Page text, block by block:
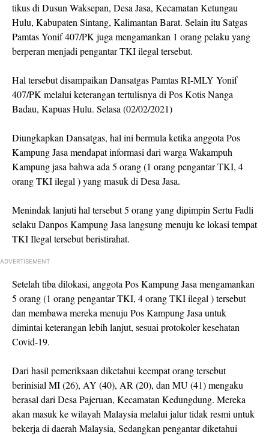
tikus di Dusun Waksepan, Desa Jasa, Kecamatan Ketungau
Hulu, Kabupaten Sintang, Kalimantan Barat. Selain itu Satgas
Pamtas Yonif 407/PK juga mengamankan 1 orang pelaku yang
berperan menjadi pengantar TKI ilegal tersebut.
Hal tersebut disampaikan Dansatgas Pamtas RI-MLY Yonif
407/PK melalui keterangan tertulisnya di Pos Kotis Nanga
Badau, Kapuas Hulu. Selasa (02/02/2021)
Diungkapkan Dansatgas, hal ini bermula ketika anggota Pos
Kampung Jasa mendapat informasi dari warga Wakampuh
Kampung jasa bahwa ada 5 orang (1 orang pengantar TKI, 4
orang TKI ilegal ) yang masuk di Desa Jasa.
Menindak lanjuti hal tersebut 5 orang yang dipimpin Sertu Fadli
selaku Danpos Kampung Jasa langsung menuju ke lokasi tempat
TKI Ilegal tersebut beristirahat.
ADVERTISEMENT
Setelah tiba dilokasi, anggota Pos Kampung Jasa mengamankan
5 orang (1 orang pengantar TKI, 4 orang TKI ilegal ) tersebut
dan membawa mereka menuju Pos Kampung Jasa untuk
dimintai keterangan lebih lanjut, sesuai protokoler kesehatan
Covid-19.
Dari hasil pemeriksaan diketahui keempat orang tersebut
berinisial MI (26), AY (40), AR (20), dan MU (41) mengaku
berasal dari Desa Pajeruan, Kecamatan Kedungdung. Mereka
akan masuk ke wilayah Malaysia melalui jalur tidak resmi untuk
bekerja di daerah Malaysia, Sedangkan pengantar diketahui